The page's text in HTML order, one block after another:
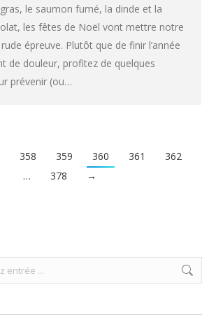
le saumon fumé, la dinde et la
les fêtes de Noël vont mettre notre
épreuve. Plutôt que de finir l’année
de douleur, profitez de quelques
prévenir (ou…
358 359 360 361
362
…
378 →